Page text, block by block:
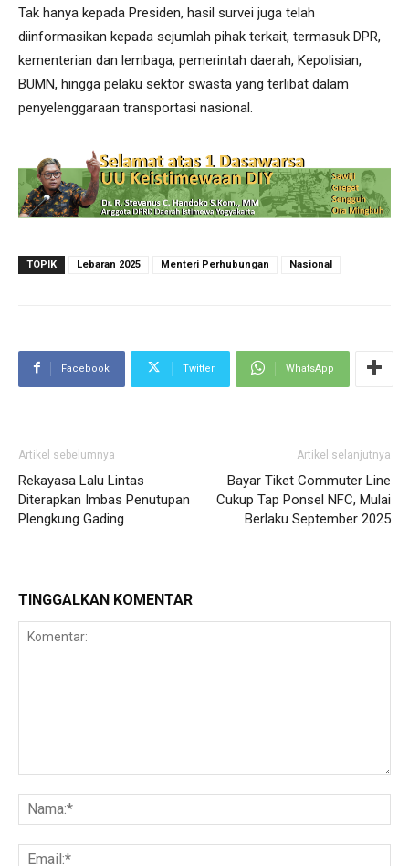
Tak hanya kepada Presiden, hasil survei juga telah
diinformasikan kepada sejumlah pihak terkait, termasuk DPR,
kementerian dan lembaga, pemerintah daerah, Kepolisian,
BUMN, hingga pelaku sektor swasta yang terlibat dalam
penyelenggaraan transportasi nasional.
TOPIK Lebaran 2025 Menteri Perhubungan Nasional
Facebook Twitter WhatsApp
Artikel sebelumnya
Rekayasa Lalu Lintas
Diterapkan Imbas Penutupan
Plengkung Gading
Artikel selanjutnya
Bayar Tiket Commuter Line
Cukup Tap Ponsel NFC, Mulai
Berlaku September 2025
TINGGALKAN KOMENTAR